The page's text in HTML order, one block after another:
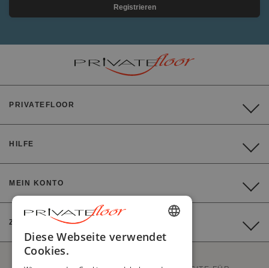
Registrieren
PRIVATEFLOOR
HILFE
MEIN KONTO
ZAHLUNG
ENGLISH
Diese Webseite verwendet
Cookies.